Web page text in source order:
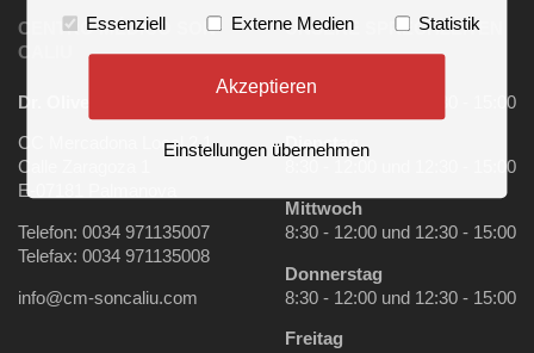
CENTRO MÉDICO SON
CALIU
Dr. Oliver Hahn
CC Mercadona Local 2.1
Calle Zaragoza 1
E-07181 Palmanova
Telefon: 0034 971135007
Telefax: 0034 971135008
info@cm-soncaliu.com
UNSERE SPRECHZEITEN
Montag
8:30 - 12:00 und 12:30 - 15:00
Dienstag
8:30 - 12:00 und 12:30 - 15:00
Mittwoch
8:30 - 12:00 und 12:30 - 15:00
Donnerstag
8:30 - 12:00 und 12:30 - 15:00
Freitag
Essenziell Externe Medien Statistik
Akzeptieren
Einstellungen übernehmen